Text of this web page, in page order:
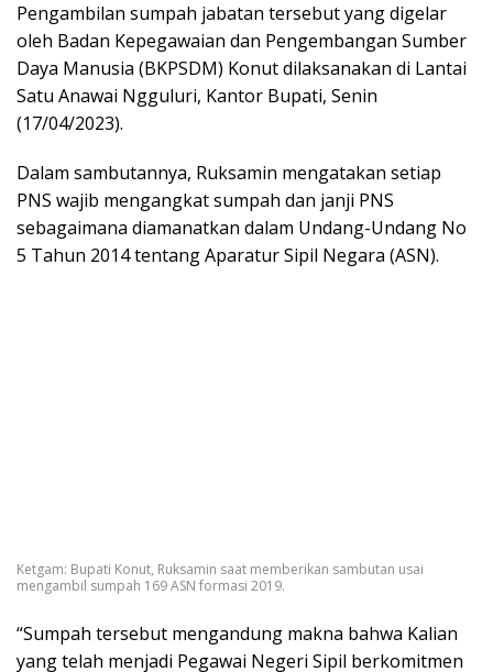
Pengambilan sumpah jabatan tersebut yang digelar
oleh Badan Kepegawaian dan Pengembangan Sumber
Daya Manusia (BKPSDM) Konut dilaksanakan di Lantai
Satu Anawai Ngguluri, Kantor Bupati, Senin
(17/04/2023).
Dalam sambutannya, Ruksamin mengatakan setiap
PNS wajib mengangkat sumpah dan janji PNS
sebagaimana diamanatkan dalam Undang-Undang No
5 Tahun 2014 tentang Aparatur Sipil Negara (ASN).
Ketgam: Bupati Konut, Ruksamin saat memberikan sambutan usai
mengambil sumpah 169 ASN formasi 2019.
“Sumpah tersebut mengandung makna bahwa Kalian
yang telah menjadi Pegawai Negeri Sipil berkomitmen